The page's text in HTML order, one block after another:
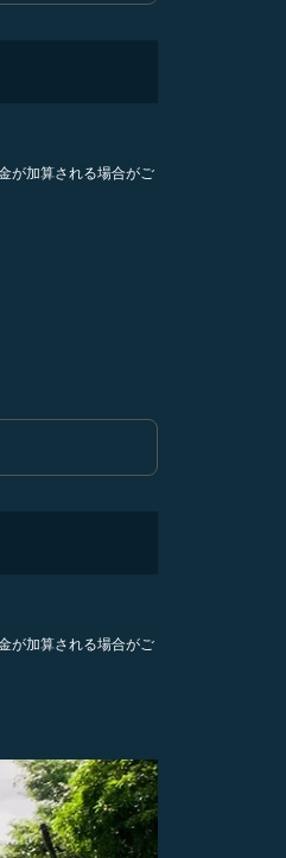
が加算される場合がご
クラス Selected
が加算される場合がご